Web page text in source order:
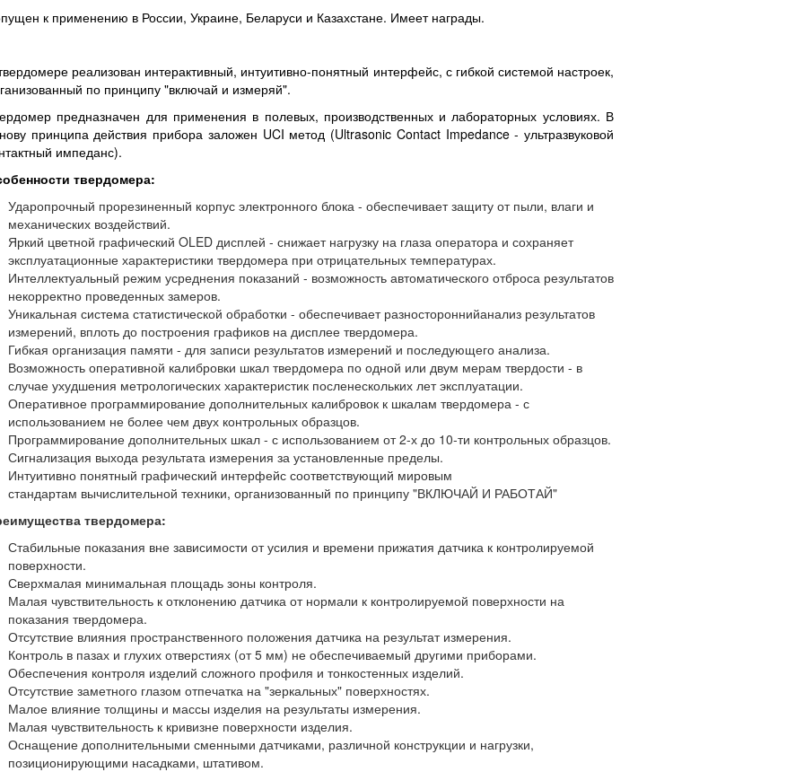
к применению в России, Украине, Беларуси и Казахстане. Имеет награды.
реализован интерактивный, интуитивно-понятный интерфейс, с гибкой системой настроек,
по принципу "включай и измеряй".
предназначен для применения в полевых, производственных и лабораторных условиях. В
принципа действия прибора заложен UCI метод (Ultrasonic Contact Impedance - ультразвуковой
импеданс).
твердомера:
Ударопрочный прорезиненный корпус электронного блока - обеспечивает защиту от пыли, влаги и
механических воздействий.
Яркий цветной графический OLED дисплей - снижает нагрузку на глаза оператора и сохраняет
эксплуатационные характеристики твердомера при отрицательных температурах.
Интеллектуальный режим усреднения показаний - возможность автоматического отброса результатов
некорректно проведенных замеров.
Уникальная система статистической обработки - обеспечивает разностороннийанализ результатов
измерений, вплоть до построения графиков на дисплее твердомера.
Гибкая организация памяти - для записи результатов измерений и последующего анализа.
Возможность оперативной калибровки шкал твердомера по одной или двум мерам твердости - в
случае ухудшения метрологических характеристик посленескольких лет эксплуатации.
Оперативное программирование дополнительных калибровок к шкалам твердомера - с
использованием не более чем двух контрольных образцов.
Программирование дополнительных шкал - с использованием от 2-х до 10-ти контрольных образцов.
Сигнализация выхода результата измерения за установленные пределы.
Интуитивно понятный графический интерфейс соответствующий мировым
стандартам вычислительной техники, организованный по принципу "ВКЛЮЧАЙ И РАБОТАЙ"
твердомера:
Стабильные показания вне зависимости от усилия и времени прижатия датчика к контролируемой
поверхности.
Сверхмалая минимальная площадь зоны контроля.
Малая чувствительность к отклонению датчика от нормали к контролируемой поверхности на
показания твердомера.
Отсутствие влияния пространственного положения датчика на результат измерения.
Контроль в пазах и глухих отверстиях (от 5 мм) не обеспечиваемый другими приборами.
Обеспечения контроля изделий сложного профиля и тонкостенных изделий.
Отсутствие заметного глазом отпечатка на "зеркальных" поверхностях.
Малое влияние толщины и массы изделия на результаты измерения.
Малая чувствительность к кривизне поверхности изделия.
Оснащение дополнительными сменными датчиками, различной конструкции и нагрузки,
позиционирующими насадками, штативом.